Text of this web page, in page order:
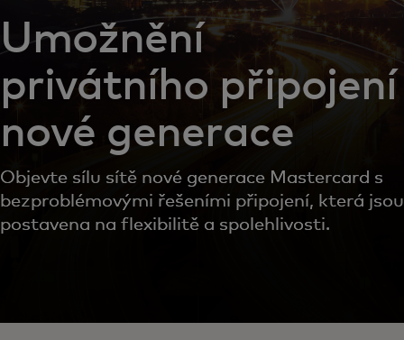
Umožnění
privátního připojení
nové generace
Objevte sílu sítě nové generace Mastercard s
bezproblémovými řešeními připojení, která jsou
postavena na flexibilitě a spolehlivosti.